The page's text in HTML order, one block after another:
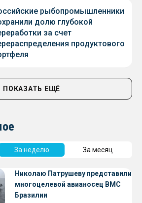
рыбопромышленники
долю глубокой
за счет
продуктового
ПОКАЗАТЬ ЕЩЁ
За неделю За месяц
Николаю Патрушеву представили
многоцелевой авианосец ВМС
Бразилии